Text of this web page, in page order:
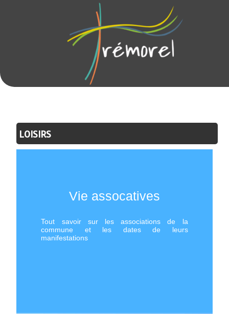
LOISIRS
Vie assocatives
Tout savoir sur les associations de la
commune et les dates de leurs
manifestations